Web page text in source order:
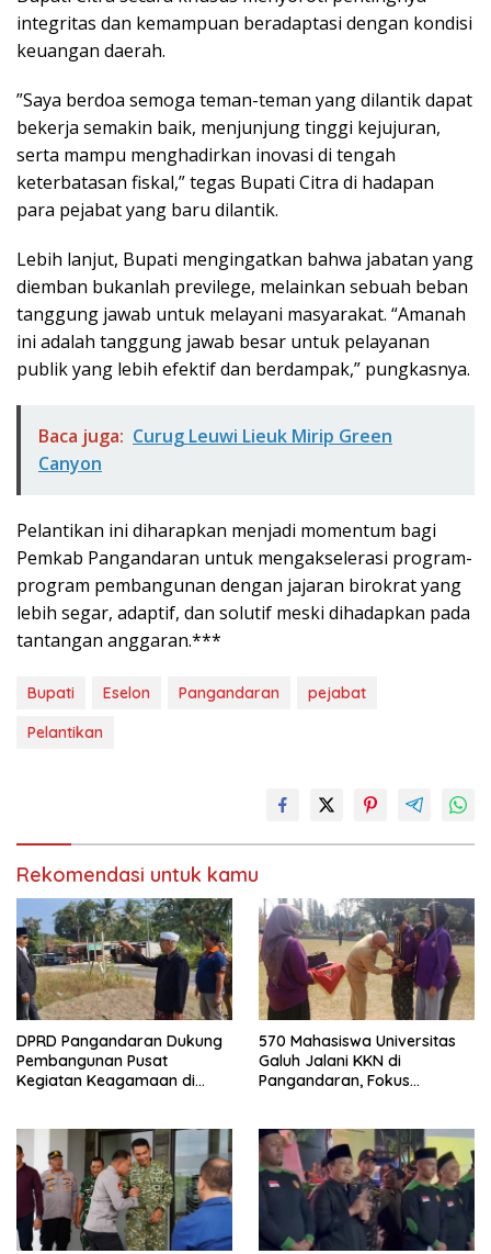
integritas dan kemampuan beradaptasi dengan kondisi
keuangan daerah.
”Saya berdoa semoga teman-teman yang dilantik dapat
bekerja semakin baik, menjunjung tinggi kejujuran,
serta mampu menghadirkan inovasi di tengah
keterbatasan fiskal,” tegas Bupati Citra di hadapan
para pejabat yang baru dilantik.
​Lebih lanjut, Bupati mengingatkan bahwa jabatan yang
diemban bukanlah previlege, melainkan sebuah beban
tanggung jawab untuk melayani masyarakat. “Amanah
ini adalah tanggung jawab besar untuk pelayanan
publik yang lebih efektif dan berdampak,” pungkasnya.
Baca juga: Curug Leuwi Lieuk Mirip Green
Canyon
​Pelantikan ini diharapkan menjadi momentum bagi
Pemkab Pangandaran untuk mengakselerasi program-
program pembangunan dengan jajaran birokrat yang
lebih segar, adaptif, dan solutif meski dihadapkan pada
tantangan anggaran.***
Bupati Eselon Pangandaran
pejabat
Pelantikan
Rekomendasi untuk kamu
DPRD Pangandaran Dukung
Pembangunan Pusat
Kegiatan Keagamaan di
570 Mahasiswa Universitas
Galuh Jalani KKN di
Pangandaran, Fokus